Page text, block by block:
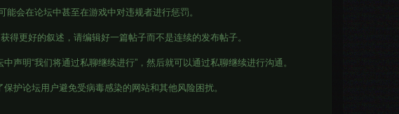
会在论坛中甚至在游戏中对违规者进行惩罚。
得更好的叙述，请编辑好一篇帖子而不是连续的发布帖子。
声明“我们将通过私聊继续进行”，然后就可以通过私聊继续进行沟通。
护论坛用户避免受病毒感染的网站和其他风险困扰。